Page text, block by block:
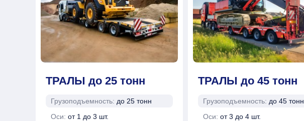
ТРАЛЫ до 25 тонн
Грузоподъемность: до 25 тонн
Оси: от 1 до 3 шт.
ТРАЛЫ до 45 тонн
Грузоподъемность: до 45 тонн
Оси: от 3 до 4 шт.